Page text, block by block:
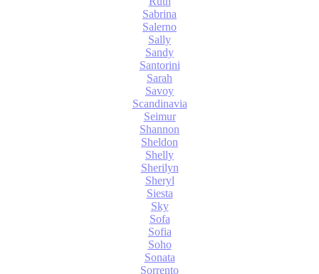
Sabrina
Salerno
Sally
Sandy
Santorini
Sarah
Savoy
Scandinavia
Seimur
Shannon
Sheldon
Shelly
Sherilyn
Sheryl
Siesta
Sky
Sofa
Sofia
Soho
Sonata
Sorrento